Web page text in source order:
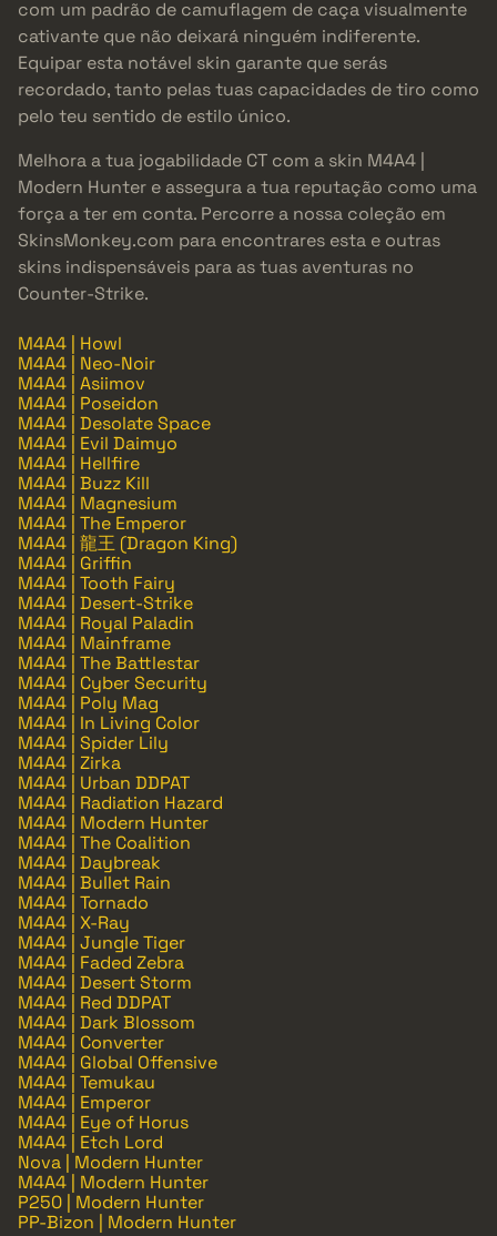
com um padrão de camuflagem de caça visualmente
cativante que não deixará ninguém indiferente.
Equipar esta notável skin garante que serás
recordado, tanto pelas tuas capacidades de tiro como
pelo teu sentido de estilo único.
Melhora a tua jogabilidade CT com a skin M4A4 |
Modern Hunter e assegura a tua reputação como uma
força a ter em conta. Percorre a nossa coleção em
SkinsMonkey.com para encontrares esta e outras
skins indispensáveis para as tuas aventuras no
Counter-Strike.
M4A4 | Howl
M4A4 | Neo-Noir
M4A4 | Asiimov
M4A4 | Poseidon
M4A4 | Desolate Space
M4A4 | Evil Daimyo
M4A4 | Hellfire
M4A4 | Buzz Kill
M4A4 | Magnesium
M4A4 | The Emperor
M4A4 | 龍王 (Dragon King)
M4A4 | Griffin
M4A4 | Tooth Fairy
M4A4 | Desert-Strike
M4A4 | Royal Paladin
M4A4 | Mainframe
M4A4 | The Battlestar
M4A4 | Cyber Security
M4A4 | Poly Mag
M4A4 | In Living Color
M4A4 | Spider Lily
M4A4 | Zirka
M4A4 | Urban DDPAT
M4A4 | Radiation Hazard
M4A4 | Modern Hunter
M4A4 | The Coalition
M4A4 | Daybreak
M4A4 | Bullet Rain
M4A4 | Tornado
M4A4 | X-Ray
M4A4 | Jungle Tiger
M4A4 | Faded Zebra
M4A4 | Desert Storm
M4A4 | Red DDPAT
M4A4 | Dark Blossom
M4A4 | Converter
M4A4 | Global Offensive
M4A4 | Temukau
M4A4 | Emperor
M4A4 | Eye of Horus
M4A4 | Etch Lord
Nova | Modern Hunter
M4A4 | Modern Hunter
P250 | Modern Hunter
PP-Bizon | Modern Hunter